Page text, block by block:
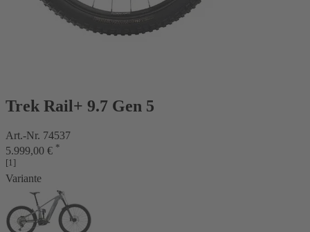
Trek Rail+ 9.7 Gen 5
Art.-Nr. 74537
5.999,00 € *
[1]
Variante